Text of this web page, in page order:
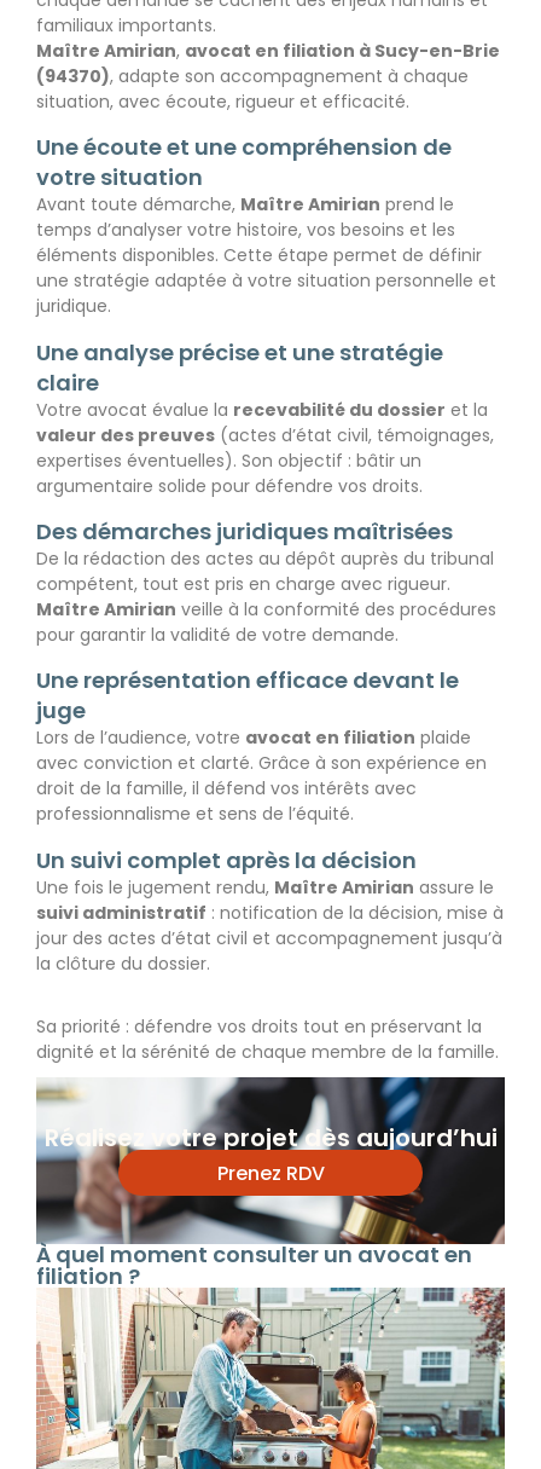
familiaux importants.
Maître Amirian, avocat en filiation à Sucy-en-Brie
(94370), adapte son accompagnement à chaque
situation, avec écoute, rigueur et efficacité.
Une écoute et une compréhension de
votre situation
Avant toute démarche, Maître Amirian prend le
temps d’analyser votre histoire, vos besoins et les
éléments disponibles. Cette étape permet de définir
une stratégie adaptée à votre situation personnelle et
juridique.
Une analyse précise et une stratégie
claire
Votre avocat évalue la recevabilité du dossier et la
valeur des preuves (actes d’état civil, témoignages,
expertises éventuelles). Son objectif : bâtir un
argumentaire solide pour défendre vos droits.
Des démarches juridiques maîtrisées
De la rédaction des actes au dépôt auprès du tribunal
compétent, tout est pris en charge avec rigueur.
Maître Amirian veille à la conformité des procédures
pour garantir la validité de votre demande.
Une représentation efficace devant le
juge
Lors de l’audience, votre avocat en filiation plaide
avec conviction et clarté. Grâce à son expérience en
droit de la famille, il défend vos intérêts avec
professionnalisme et sens de l’équité.
Un suivi complet après la décision
Une fois le jugement rendu, Maître Amirian assure le
suivi administratif : notification de la décision, mise à
jour des actes d’état civil et accompagnement jusqu’à
la clôture du dossier.
Sa priorité : défendre vos droits tout en préservant la
dignité et la sérénité de chaque membre de la famille.
Réalisez votre projet dès aujourd’hui
Prenez RDV
À quel moment consulter un avocat en
filiation ?